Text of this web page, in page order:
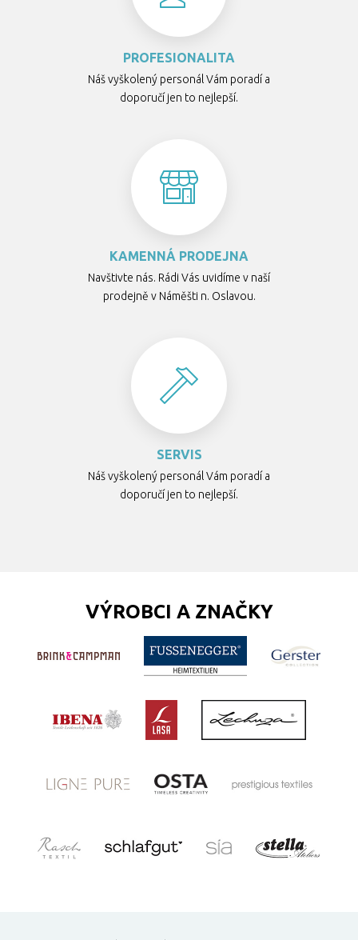
PROFESIONALITA
Náš vyškolený personál Vám poradí a
doporučí jen to nejlepší.
KAMENNÁ PRODEJNA
Navštivte nás. Rádi Vás uvidíme v naší
prodejně v Náměšti n. Oslavou.
SERVIS
Náš vyškolený personál Vám poradí a
doporučí jen to nejlepší.
VÝROBCI A ZNAČKY